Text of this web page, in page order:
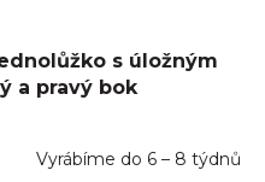
s úložným
a pravý bok
Vyrábíme do 6 – 8 týdnů